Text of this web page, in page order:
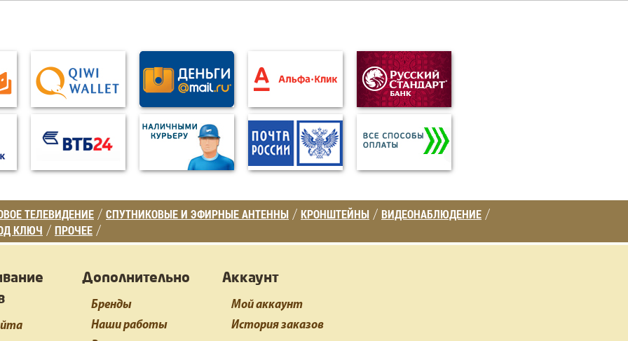
ТЕЛЕВИДЕНИЕ / СПУТНИКОВЫЕ И ЭФИРНЫЕ АНТЕННЫ / КРОНШТЕЙНЫ / ВИДЕОНАБЛЮДЕНИЕ /
КЛЮЧ / ПРОЧЕЕ /
Дополнительно
Бренды
Наши работы
Аккаунт
Мой аккаунт
История заказов